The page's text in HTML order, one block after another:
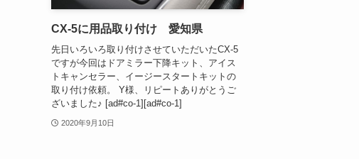
CX-5に用品取り付け 愛知県
先日いろいろ取り付けさせていただいたCX-5
ですが今回はドアミラー下降キット、アイス
トキャンセラー、イージースタートキットの
取り付け依頼。 Y様、リピートありがとうご
ざいました♪ [ad#co-1][ad#co-1]
2020年9月10日